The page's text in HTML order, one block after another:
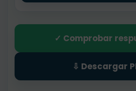
✓ Comprobar
⇩ Descargar